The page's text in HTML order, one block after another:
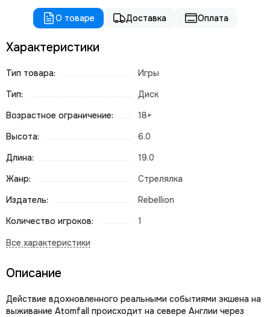
О товаре Доставка Оплата
Характеристики
Тип товара:
Игры
Тип:
Диск
Возрастное ограничение:
18+
Высота:
6.0
Длина:
19.0
Жанр:
Стрелялка
Издатель:
Rebellion
Количество игроков:
1
Описание
Действие вдохновленного реальными событиями экшена на
выживание Atomfall происходит на севере Англии через